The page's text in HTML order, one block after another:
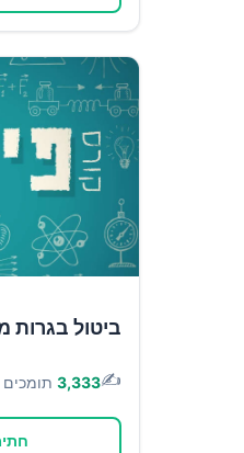
ביטול בגרות
✍️
3,333 תומכים